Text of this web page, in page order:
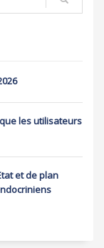
les utilisateurs
et de plan